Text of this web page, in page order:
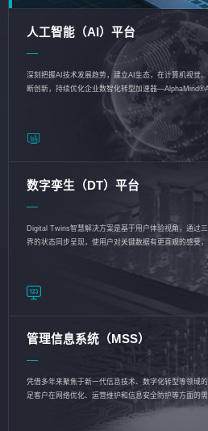
人工智能（AI）平台
深刻把握AI技术发展趋势，建立AI生态，在计算机视觉
断创新，持续优化企业数智化转型加速器
数字孪生（DT）平台
Digital Twins智慧解决方案是基于用户体验视角，通过
界的状态同步呈现，使用户对关键数据有更直观的感受
管理信息系统（MSS）
凭借多年来聚焦于新一代信息技术、数字化转型等领域
足客户在网络优化、运营维护和信息安全防护等方面的